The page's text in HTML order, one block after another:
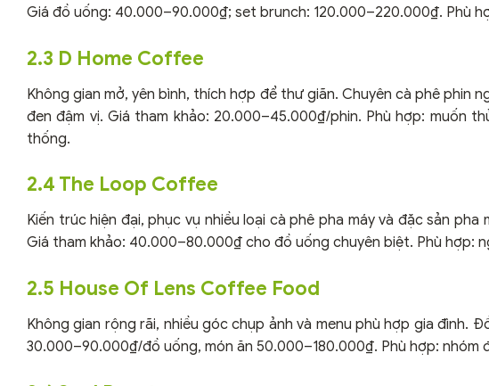
Giá đồ uống: 40.000–90.000₫; set brunch: 120.000–220.000₫. Phù
2.3 D Home Coffee
Không gian mở, yên bình, thích hợp để thư giãn. Chuyên cà phê phin
đen đậm vị. Giá tham khảo: 20.000–45.000₫/phin. Phù hợp: muốn
thống.
2.4 The Loop Coffee
Kiến trúc hiện đại, phục vụ nhiều loại cà phê pha máy và đặc sản
Giá tham khảo: 40.000–80.000₫ cho đồ uống chuyên biệt. Phù hợp:
2.5 House Of Lens Coffee Food
Không gian rộng rãi, nhiều góc chụp ảnh và menu phù hợp gia đình.
30.000–90.000₫/đồ uống, món ăn 50.000–180.000₫. Phù hợp: nhóm